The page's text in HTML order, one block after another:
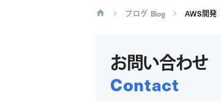
ブログ Blog AWS開発
お問い合わせ
Contact